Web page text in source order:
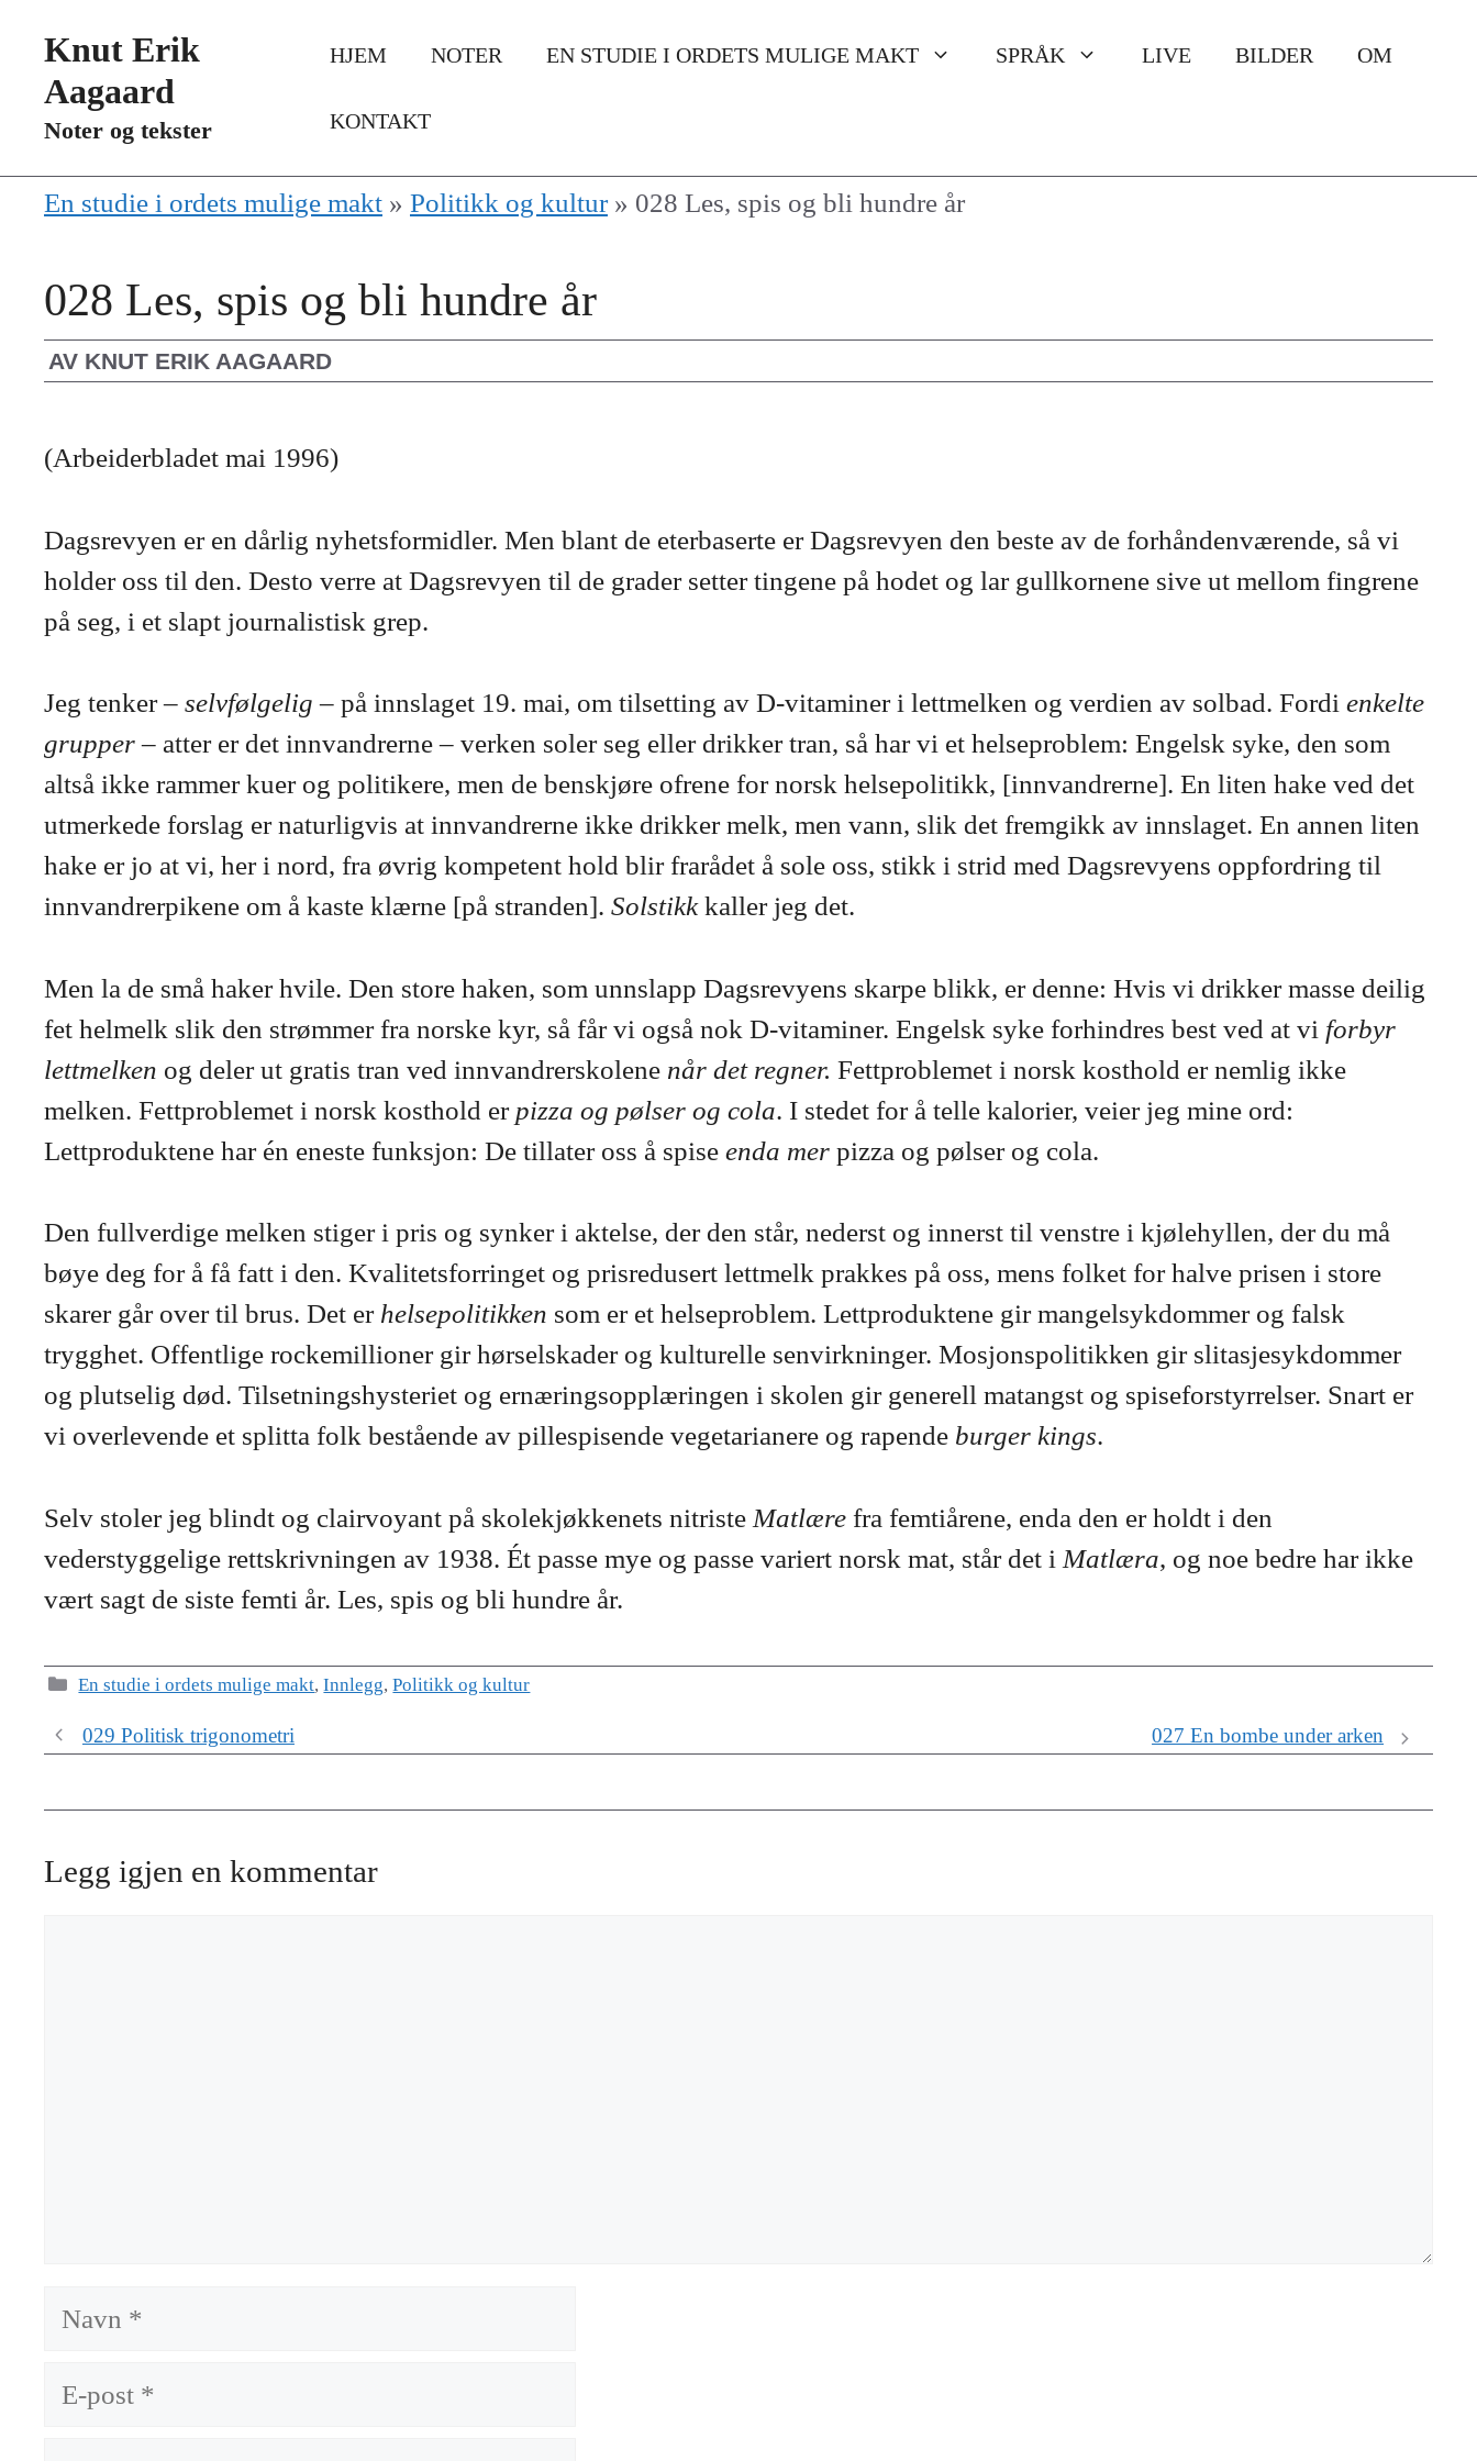
innhold
Knut Erik
Aagaard
Noter og tekster
HJEM NOTER EN STUDIE I ORDETS MULIGE MAKT SPRÅK LIVE BILDER OM
KONTAKT
En studie i ordets mulige makt » Politikk og kultur» 028 Les, spis og bli hundre år
028 Les, spis og bli hundre år
AV KNUT ERIK AAGAARD
(Arbeiderbladet mai 1996)
Dagsrevyen er en dårlig nyhetsformidler. Men blant de eterbaserte er Dagsrevyen den beste av de forhåndenværende, så vi
holder oss til den. Desto verre at Dagsrevyen til de grader setter tingene på hodet og lar gullkornene sive ut mellom fingrene
på seg, i et slapt journalistisk grep.
Jeg tenker – selvfølgelig – på innslaget 19. mai, om tilsetting av D-vitaminer i lettmelken og verdien av solbad. Fordi enkelte
grupper– atter er det innvandrerne – verken soler seg eller drikker tran, så har vi et helseproblem: Engelsk syke, den som
altså ikke rammer kuer og politikere, men de benskjøre ofrene for norsk helsepolitikk, [innvandrerne]. En liten hake ved det
utmerkede forslag er naturligvis at innvandrerne ikke drikker melk, men vann, slik det fremgikk av innslaget. En annen liten
hake er jo at vi, her i nord, fra øvrig kompetent hold blir frarådet å sole oss, stikk i strid med Dagsrevyens oppfordring til
innvandrerpikene om å kaste klærne [på stranden]. Solstikkkaller jeg det.
Men la de små haker hvile. Den store haken, som unnslapp Dagsrevyens skarpe blikk, er denne: Hvis vi drikker masse deilig
fet helmelk slik den strømmer fra norske kyr, så får vi også nok D-vitaminer. Engelsk syke forhindres best ved at vi forbyr
lettmelken og deler ut gratis tran ved innvandrerskolene når det regner. Fettproblemet i norsk kosthold er nemlig ikke
melken. Fettproblemet i norsk kosthold er pizza og pølser og cola. I stedet for å telle kalorier, veier jeg mine ord:
Lettproduktene har én eneste funksjon: De tillater oss å spise enda mer pizza og pølser og cola.
Den fullverdige melken stiger i pris og synker i aktelse, der den står, nederst og innerst til venstre i kjølehyllen, der du må
bøye deg for å få fatt i den. Kvalitetsforringet og prisredusert lettmelk prakkes på oss, mens folket for halve prisen i store
skarer går over til brus. Det er helsepolitikken som er et helseproblem. Lettproduktene gir mangelsykdommer og falsk
trygghet. Offentlige rockemillioner gir hørselskader og kulturelle senvirkninger. Mosjonspolitikken gir slitasjesykdommer
og plutselig død. Tilsetningshysteriet og ernæringsopplæringen i skolen gir generell matangst og spiseforstyrrelser. Snart er
vi overlevende et splitta folk bestående av pillespisende vegetarianere og rapende burger kings.
Selv stoler jeg blindt og clairvoyant på skolekjøkkenets nitriste Matlære fra femtiårene, enda den er holdt i den
vederstyggelige rettskrivningen av 1938. Ét passe mye og passe variert norsk mat, står det i Matlæra, og noe bedre har ikke
vært sagt de siste femti år. Les, spis og bli hundre år.
Kategorier
En studie i ordets mulige makt,Innlegg,Politikk og kultur
029 Politisk trigonometri 027 En bombe under arken
Legg igjen en kommentar
Navn
E-